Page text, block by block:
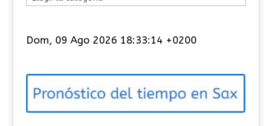
e
o
í
Dom, 09 Ago 2026 18:33:15 +0200